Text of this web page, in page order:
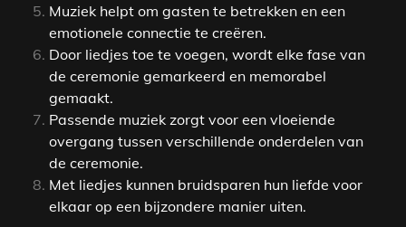
Muziek helpt om gasten te betrekken en een
emotionele connectie te creëren.
Door liedjes toe te voegen, wordt elke fase van
de ceremonie gemarkeerd en memorabel
gemaakt.
Passende muziek zorgt voor een vloeiende
overgang tussen verschillende onderdelen van
de ceremonie.
Met liedjes kunnen bruidsparen hun liefde voor
elkaar op een bijzondere manier uiten.